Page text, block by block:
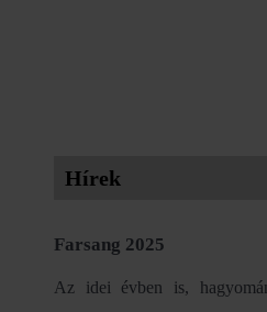
Hírek
Farsang 2025
Az idei évben is,